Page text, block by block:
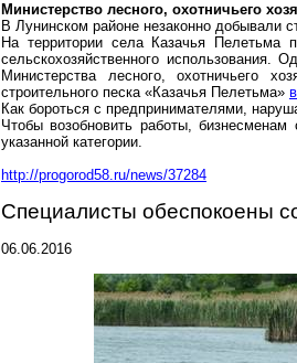
Министерство лесного, охотничьего
В Лунинском районе незаконно добывали
На территории села Казачья Пелетьма
сельскохозяйственного использования.
Министерства лесного, охотничьего
строительного песка «Казачья Пелетьма»
Как бороться с предпринимателями,
Чтобы возобновить работы,
указанной категории.
http://progorod58.ru/news/37284
Специалисты обеспокоены
06.06.2016